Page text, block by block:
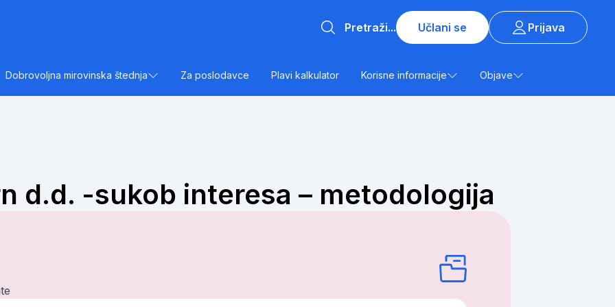
Učlani se
Prijava
Dobrovoljna mirovinska štednja Za poslodavce Plavi kalkulator Korisne informacije Objave
d.d. -sukob interesa – metodologija